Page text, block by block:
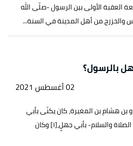
العقبة الأولى بين الرسول -صلّى الله
والخزرج من أهل المدينة في السنة...
بالرسول؟
02 أغسطس 2021
هشام بن المغيرة، كان يكنّى بأبي
الحكم ثمّ كنّاه النبيّ -عليه الصلاة والسلام- بأبي جهلٍ،[١] وكان